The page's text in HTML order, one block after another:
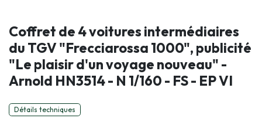
Coffret de 4 voitures intermédiaires
du TGV "Frecciarossa 1000", publicité
"Le plaisir d'un voyage nouveau" -
Arnold HN3514 - N 1/160 - FS - EP VI
Détails techniques